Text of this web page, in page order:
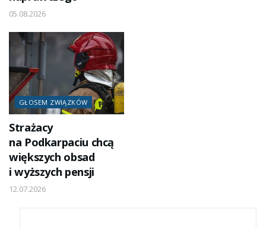
05.08.2026
GŁOSEM ZWIĄZKÓW
Strażacy
na Podkarpaciu chcą
większych obsad
i wyższych pensji
12.07.2026